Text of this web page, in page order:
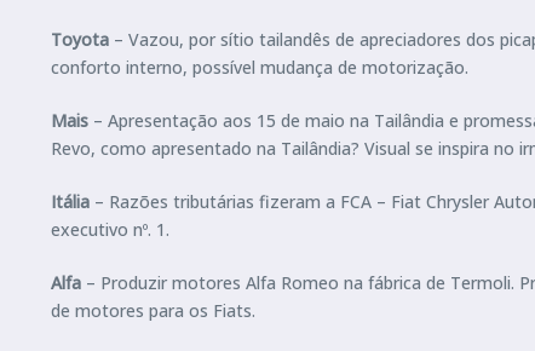
Toyota – Vazou, por sítio tailandês de apreciadores dos
conforto interno, possível mudança de motorização.
Mais – Apresentação aos 15 de maio na Tailândia e
Revo, como apresentado na Tailândia? Visual se inspira no
Itália – Razões tributárias fizeram a FCA – Fiat Chrysler
executivo nº. 1.
Alfa – Produzir motores Alfa Romeo na fábrica de Termoli.
de motores para os Fiats.